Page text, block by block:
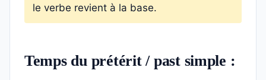
le verbe revient à la base.
Temps du prétérit / past simple :